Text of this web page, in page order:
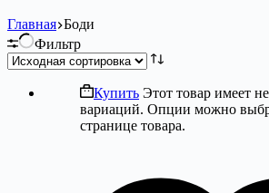
Главная Боди
Фильтр
Купить Этот товар имеет
вариаций. Опции можно
странице товара.